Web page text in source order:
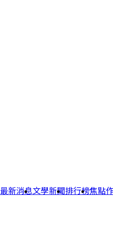
最新消息文學新聞排行榜焦點